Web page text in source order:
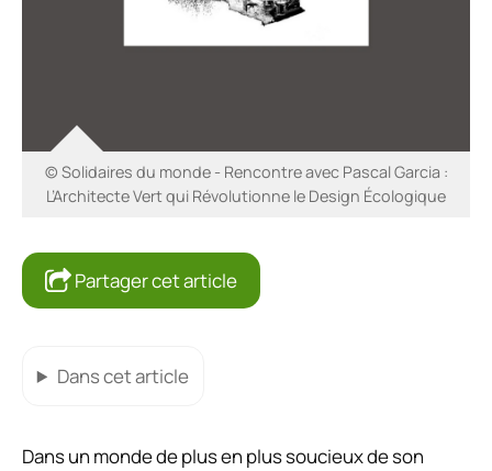
© Solidaires du monde - Rencontre avec Pascal Garcia :
L’Architecte Vert qui Révolutionne le Design Écologique
Partager cet article
Dans cet article
Dans un monde de plus en plus soucieux de son